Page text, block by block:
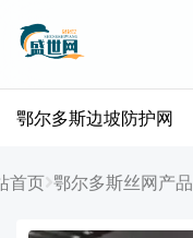
鄂尔多斯边坡防护网
首页 鄂尔多斯丝网产品